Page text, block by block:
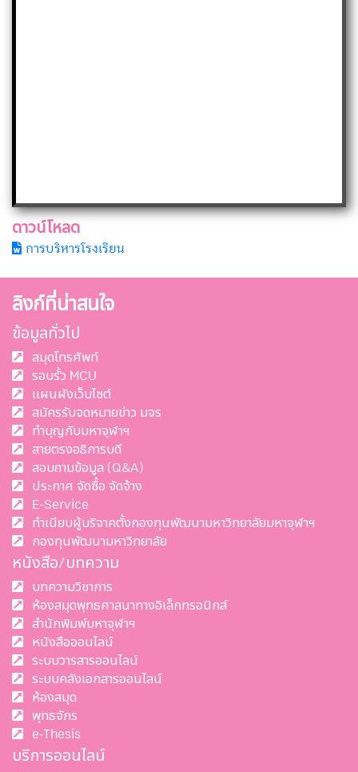
ดาวน์โหลด
การบริหารโรงเรียน
ลิงก์ที่น่าสนใจ
ข้อมูลทั่วไป
สมุดโทรศัพท์
รอบรั้ว MCU
แผนผังเว็บไซต์
สมัครรับจดหมายข่าว มจร
ทำบุญกับมหาจุฬาฯ
สายตรงอธิการบดี
สอบถามข้อมูล (Q&A)
ประกาศ จัดซื้อ จัดจ้าง
E-Service
ทำเนียบผู้บริจาคตั้งกองทุนพัฒนามหาวิทยาลัยมหาจุฬาฯ
กองทุนพัฒนามหาวิทยาลัย
หนังสือ/บทความ
บทความวิชาการ
ห้องสมุดพุทธศาสนาทางอิเล็กทรอนิกส์
สำนักพิมพ์มหาจุฬาฯ
หนังสือออนไลน์
ระบบวารสารออนไลน์
ระบบคลังเอกสารออนไลน์
ห้องสมุด
พุทธจักร
e-Thesis
บริการออนไลน์